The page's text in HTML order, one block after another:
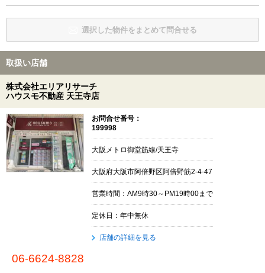
選択した物件をまとめて問合せる
取扱い店舗
株式会社エリアリサーチ
ハウスモ不動産 天王寺店
お問合せ番号：
199998
大阪メトロ御堂筋線/天王寺
大阪府大阪市阿倍野区阿倍野筋2-4-47
営業時間：AM9時30～PM19時00まで
定休日：年中無休
店舗の詳細を見る
06-6624-8828